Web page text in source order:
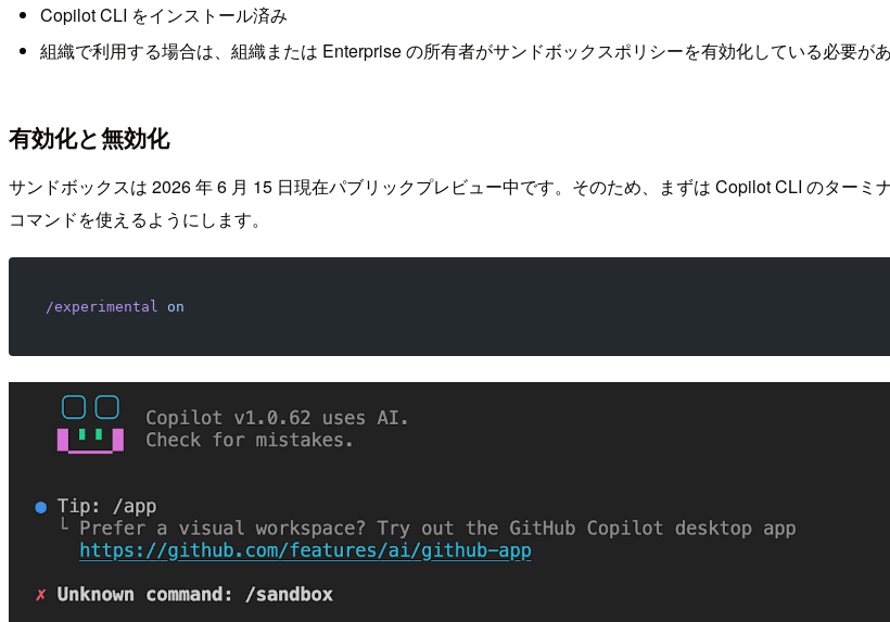
Copilot CLI をインストール済み
組織で利用する場合は、組織または Enterprise の所有者がサンドボックスポリシーを有効化している必要が
有効化と無効化
サンドボックスは 2026 年 6 月 15 日現在パブリックプレビュー中です。そのため、まずは Copilot CLI のター
コマンドを使えるようにします。
/experimental on